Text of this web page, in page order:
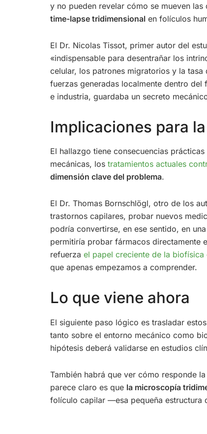
y no pueden revelar cómo se mueven
time-lapse tridimensional en folículos
El Dr. Nicolas Tissot, primer autor del
«indispensable para desentrañar los
celular, los patrones migratorios y la
fuerzas generadas localmente dentro del
e industria, guardaba un secreto
Implicaciones para
El hallazgo tiene consecuencias
mecánicas, los tratamientos actuales
dimensión clave del problema.
El Dr. Thomas Bornschlögl, otro de los
trastornos capilares, probar nuevos
podría convertirse, en ese sentido, en
permitiría probar fármacos directamente
refuerza el papel creciente de la
que apenas empezamos a comprender.
Lo que viene ahora
El siguiente paso lógico es trasladar
tanto sobre el entorno mecánico como
hipótesis deberá validarse en estudios
También habrá que ver cómo responde
parece claro es que la microscopía
folículo capilar —esa pequeña estructura